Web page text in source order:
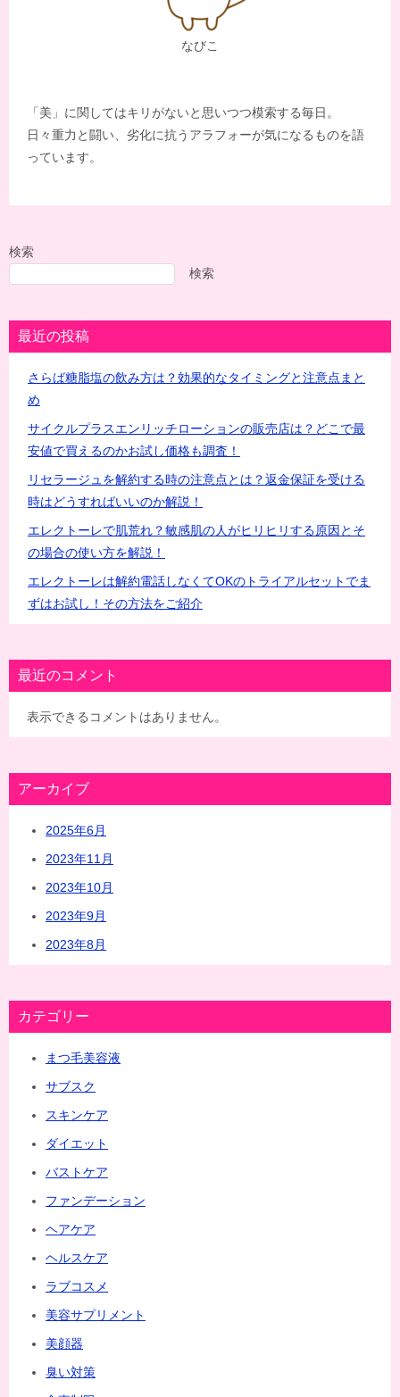
なびこ
「美」に関してはキリがないと思いつつ模索する毎日。
日々重力と闘い、劣化に抗うアラフォーが気になるものを語
っています。
検索
検索
最近の投稿
さらば糖脂塩の飲み方は？効果的なタイミングと注意点まと
め
サイクルプラスエンリッチローションの販売店は？どこで最
安値で買えるのかお試し価格も調査！
リセラージュを解約する時の注意点とは？返金保証を受ける
時はどうすればいいのか解説！
エレクトーレで肌荒れ？敏感肌の人がヒリヒリする原因とそ
の場合の使い方を解説！
エレクトーレは解約電話しなくてOKのトライアルセットでま
ずはお試し！その方法をご紹介
最近のコメント
表示できるコメントはありません。
アーカイブ
2025年6月
2023年11月
2023年10月
2023年9月
2023年8月
カテゴリー
まつ毛美容液
サブスク
スキンケア
ダイエット
バストケア
ファンデーション
ヘアケア
ヘルスケア
ラブコスメ
美容サプリメント
美顔器
臭い対策